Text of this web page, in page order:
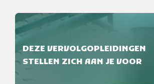
DEZE VERVOLGOPLEIDINGEN
STELLEN ZICH AAN JE VOOR